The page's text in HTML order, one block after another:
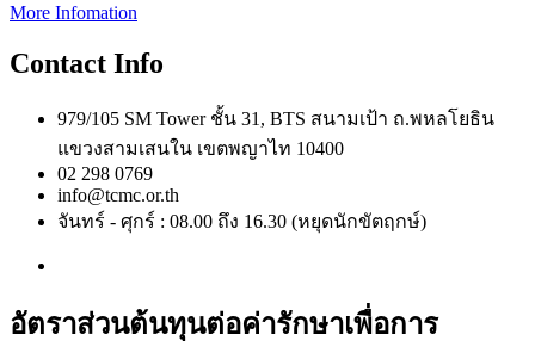
More Infomation
Contact Info
979/105 SM Tower ชั้น 31, BTS สนามเป้า ถ.พหลโยธิน
แขวงสามเสนใน เขตพญาไท 10400
02 298 0769
info@tcmc.or.th
จันทร์ - ศุกร์ : 08.00 ถึง 16.30 (หยุดนักขัตฤกษ์)
อัตราส่วนต้นทุนต่อค่ารักษาเพื่อการ